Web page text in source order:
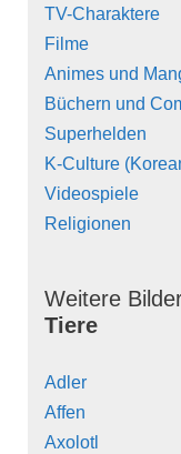
TV-Charaktere
Filme
Animes und
Büchern und
Superhelden
K-Culture
Videospiele
Religionen
Weitere
Tiere
Adler
Affen
Axolotl